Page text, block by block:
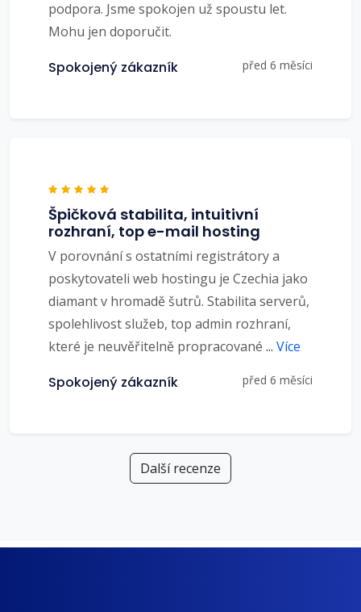
podpora. Jsme spokojen už spoustu let.
Mohu jen doporučit.
Spokojený zákazník před 6 měsíci
Špičková stabilita, intuitivní
rozhraní, top e-mail hosting
V porovnání s ostatními registrátory a
poskytovateli web hostingu je Czechia jako
diamant v hromadě šutrů. Stabilita serverů,
spolehlivost služeb, top admin rozhraní,
které je neuvěřitelně propracované ... Více
Spokojený zákazník před 6 měsíci
Další recenze